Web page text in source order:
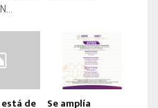
de Se amplía